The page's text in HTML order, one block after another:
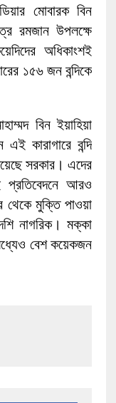
মোবারক বিন
রমজান উপলক্ষে
অধিকাংশই
১৫৬ জন বন্দিকে
বিন ইয়াহিয়া
কারাগারে বন্দি
সরকার। এদের
আরও
থেকে মুক্তি পাওয়া
নাগরিক। মক্কা
বেশ কয়েকজন